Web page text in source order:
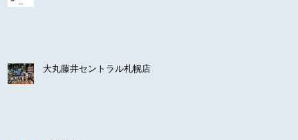
大丸藤井セントラル札幌店